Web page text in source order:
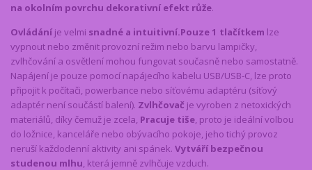
na okolním povrchu dekorativní efekt růže.
Ovládání je velmi snadné a intuitivní.Pouze 1 tlačítkem lze
vypnout nebo změnit provozní režim nebo barvu lampičky,
zvlhčování a osvětlení mohou fungovat současně nebo samostatně.
Napájení je pouze pomocí napájecího kabelu USB/USB-C, lze proto
připojit k počítači, powerbance nebo síťovému adaptéru (síťový
adaptér není součástí balení). Zvlhčovač je vyroben z netoxických
materiálů, díky čemuž je zcela, Pracuje tiše, proto je ideální volbou
do ložnice, kanceláře nebo obývacího pokoje, jeho tichý provoz
neruší každodenní aktivity ani spánek. Vytváří bezpečnou
studenou mlhu, která jemně zvlhčuje vzduch.